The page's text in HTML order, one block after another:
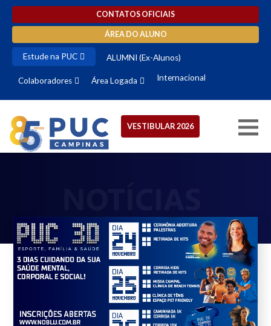
CONTATOS OFICIAIS
ÁREA DO ALUNO
Estude na PUC ALUMNI (Ex-Alunos)
Colaboradores Área Logada Internacional
VESTIBULAR 2026